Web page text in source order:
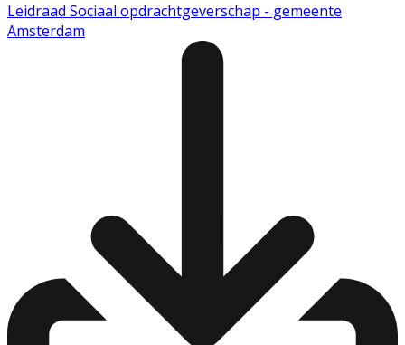
Leidraad Sociaal opdrachtgeverschap - gemeente
Amsterdam